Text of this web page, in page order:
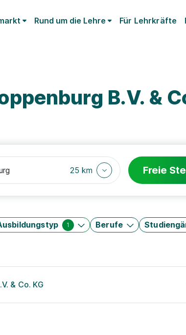
Rund um die Lehre Für Lehrkräfte
B.V. &
25 km Freie
1 Berufe
& Co. KG